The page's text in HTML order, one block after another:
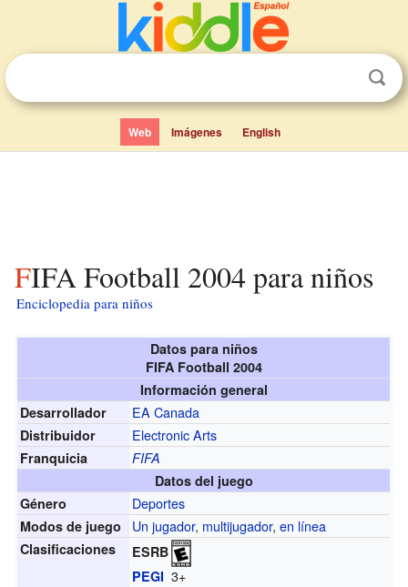
Web Imágenes English
FIFA Football 2004 para niños
Enciclopedia para niños
Datos para niños
FIFA Football 2004
Información general
Desarrollador
EA Canada
Distribuidor Electronic Arts
Franquicia
FIFA
Datos del juego
Género
Deportes
Modos de juego Un jugador, multijugador,en línea
Clasificaciones
ESRB
PEGI 3+